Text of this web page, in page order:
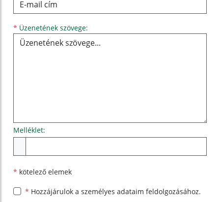
* Üzenetének szövege:
Melléklet:
* kötelező elemek
* Hozzájárulok a személyes adataim feldolgozásához.